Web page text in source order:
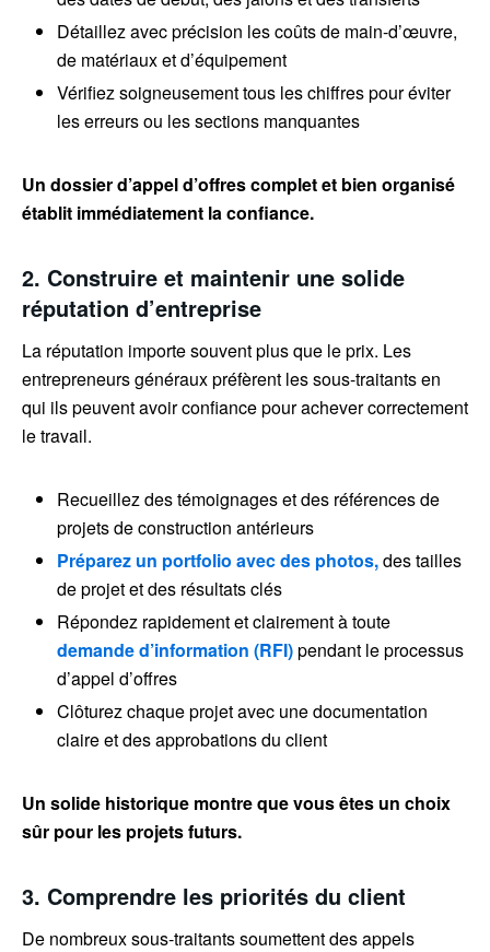
Détaillez avec précision les coûts de main-d’œuvre,
de matériaux et d’équipement
Vérifiez soigneusement tous les chiffres pour éviter
les erreurs ou les sections manquantes
Un dossier d’appel d’offres complet et bien organisé
établit immédiatement la confiance.
2. Construire et maintenir une solide
réputation d’entreprise
La réputation importe souvent plus que le prix. Les
entrepreneurs généraux préfèrent les sous-traitants en
qui ils peuvent avoir confiance pour achever correctement
le travail.
Recueillez des témoignages et des références de
projets de construction antérieurs
Préparez un portfolio avec des photos,des tailles
de projet et des résultats clés
Répondez rapidement et clairement à toute
demande d’information (RFI)pendant le processus
d’appel d’offres
Clôturez chaque projet avec une documentation
claire et des approbations du client
Un solide historique montre que vous êtes un choix
sûr pour les projets futurs.
3. Comprendre les priorités du client
De nombreux sous-traitants soumettent des appels